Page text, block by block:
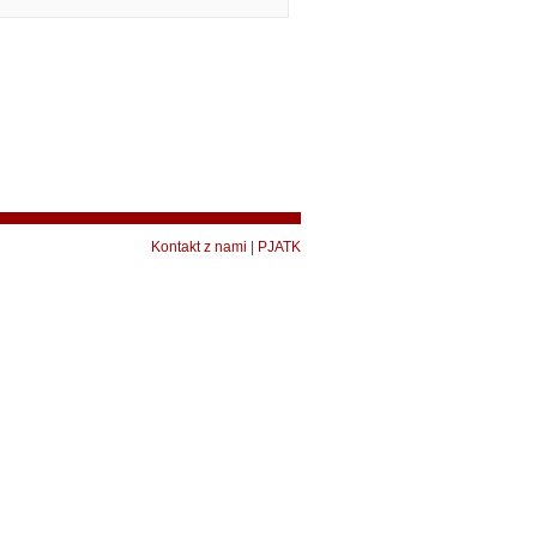
Kontakt z nami PJATK